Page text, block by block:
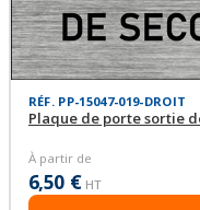
RÉF. PP-15047-019-DROIT
Plaque de porte sortie
À partir de
6,50 € HT